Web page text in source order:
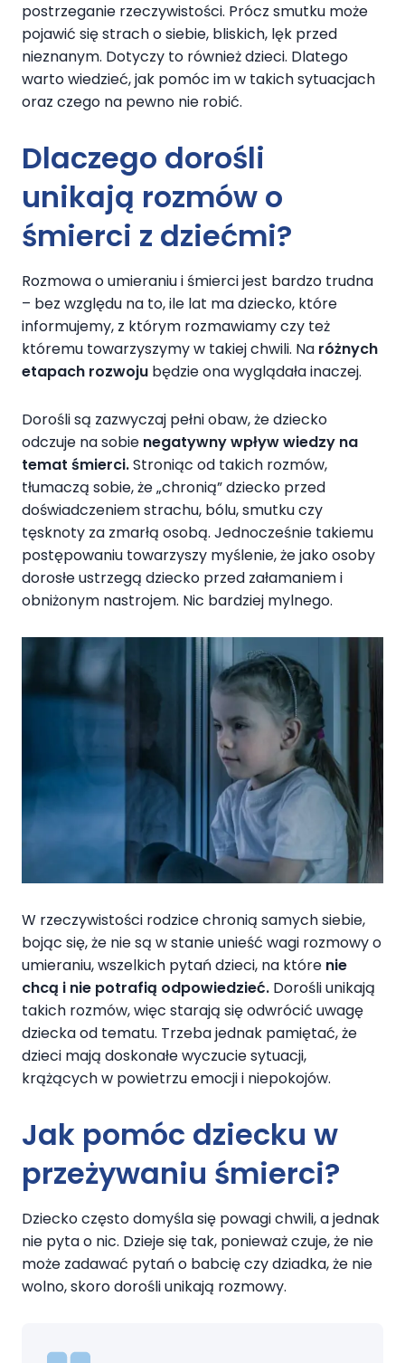
postrzeganie rzeczywistości. Prócz smutku może
pojawić się strach o siebie, bliskich, lęk przed
nieznanym. Dotyczy to również dzieci. Dlatego
warto wiedzieć, jak pomóc im w takich sytuacjach
oraz czego na pewno nie robić.
Dlaczego dorośli
unikają rozmów o
śmierci z dziećmi?
Rozmowa o umieraniu i śmierci jest bardzo trudna
– bez względu na to, ile lat ma dziecko, które
informujemy, z którym rozmawiamy czy też
któremu towarzyszymy w takiej chwili. Na różnych
etapach rozwoju będzie ona wyglądała inaczej.
Dorośli są zazwyczaj pełni obaw, że dziecko
odczuje na sobie negatywny wpływ wiedzy na
temat śmierci.Stroniąc od takich rozmów,
tłumaczą sobie, że „chronią” dziecko przed
doświadczeniem strachu, bólu, smutku czy
tęsknoty za zmarłą osobą. Jednocześnie takiemu
postępowaniu towarzyszy myślenie, że jako osoby
dorosłe ustrzegą dziecko przed załamaniem i
obniżonym nastrojem. Nic bardziej mylnego.
W rzeczywistości rodzice chronią samych siebie,
bojąc się, że nie są w stanie unieść wagi rozmowy o
umieraniu, wszelkich pytań dzieci, na które nie
chcą i nie potrafią odpowiedzieć. Dorośli unikają
takich rozmów, więc starają się odwrócić uwagę
dziecka od tematu. Trzeba jednak pamiętać, że
dzieci mają doskonałe wyczucie sytuacji,
krążących w powietrzu emocji i niepokojów.
Jak pomóc dziecku w
przeżywaniu śmierci?
Dziecko często domyśla się powagi chwili, a jednak
nie pyta o nic. Dzieje się tak, ponieważ czuje, że nie
może zadawać pytań o babcię czy dziadka, że nie
wolno, skoro dorośli unikają rozmowy.